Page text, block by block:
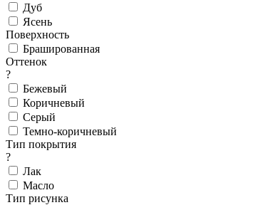
Дуб
Ясень
Поверхность
Брашированная
Оттенок
?
Бежевый
Коричневый
Серый
Темно-коричневый
Тип покрытия
?
Лак
Масло
Тип рисунка